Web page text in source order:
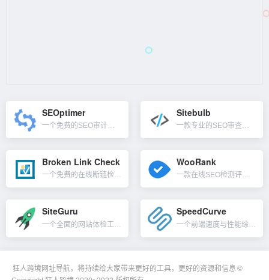
SEOptimer
一个免费的SEO审计和报告工具，输入URL地址即可获得免费网站分析！SEOptimer会审查网站站内、站外众多与SEO跟用户体验相关的指标、内容，帮助识别可能阻碍你的网站发挥潜力的问题。提供了一个清晰...
Sitebulb
一款专业的SEO审查工具，同时也是功能强大的网站爬虫类的软件。可提供直观的可视化数据，识别针对搜索引擎的优化问题，便捷的数据分析功能让用户轻松的了解到搜索引擎如何查看你的网站，通过抓取的报告，也可以了...
Broken Link Check
一个免费的在线断链检查器，检查你的网站是否有死链接。免费版限制只能扫3000页，每个IP地址只允许运行一个会话，文档（PDF、DOC、XLS、PPT 等）和图像的链接不会被检查。工具主要功能是检查你的...
WooRank
一款在线SEO检测评估工具网站，可以在线检测你的网站站内SEO问题，并直观的进行打分，另外检测到的问题会提供详细的修改建议。它本身可以分析的项目相当多、也对分析项目做了分类，速度快、没有广告，相当实用...
SiteGuru SpeedCurve
狂人跨境网址导航，将持续给大家带来更好的工具，更好的资源和信息 ©